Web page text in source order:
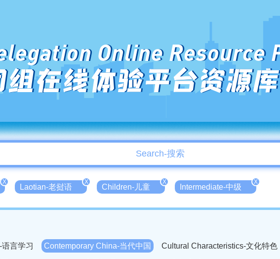
Online Resource
组在线体验平台资源库
X
Laotian-老挝语
X
Children-儿童
X
Intermediate-中级
X
言学习 Contemporary China-当代中国 Cultural Characteristics-文化特色